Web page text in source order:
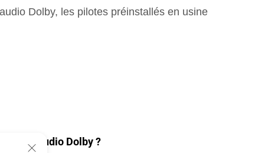
Dolby, les pilotes préinstallés en usine
audio Dolby ?